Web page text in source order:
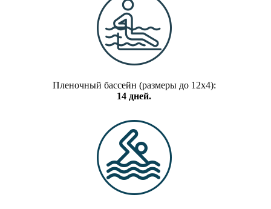
Пленочный бассейн (размеры до 12х4):
14 дней.